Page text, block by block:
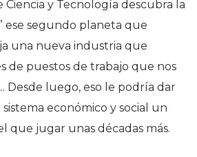
Ciencia y Tecnología descubra la
ese segundo planeta que
una nueva industria que
de puestos de trabajo que nos
Desde luego, eso le podría dar
económico y social un
que jugar unas décadas más.